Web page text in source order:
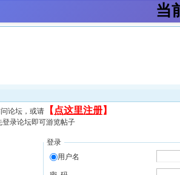
当
论坛，或请 【 点这里注册】
录论坛即可游览帖子
登录
用户名